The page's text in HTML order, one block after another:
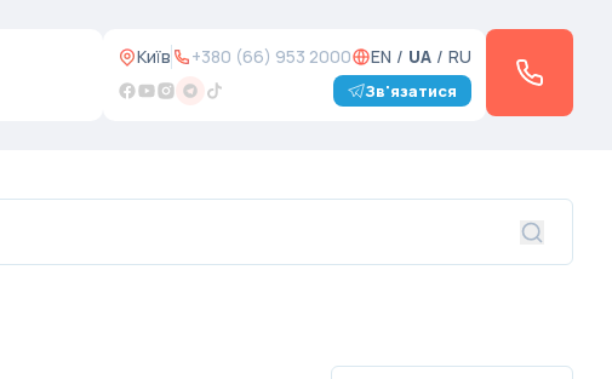
Київ +380 (66) 953 2000 EN / UA / RU
Зв'язатися